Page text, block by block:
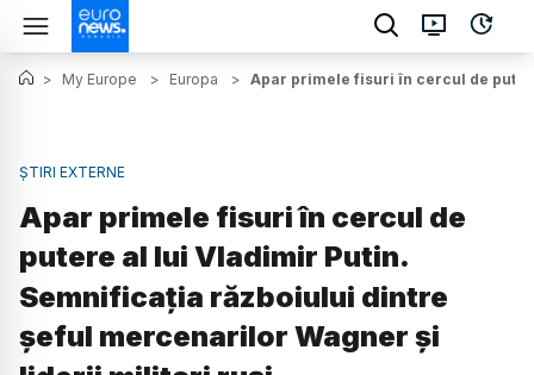
> My Europe > Europa > Apar primele fisuri în cercul de
ȘTIRI EXTERNE
Apar primele fisuri în cercul de
putere al lui Vladimir Putin.
Semnificația războiului dintre
șeful mercenarilor Wagner și